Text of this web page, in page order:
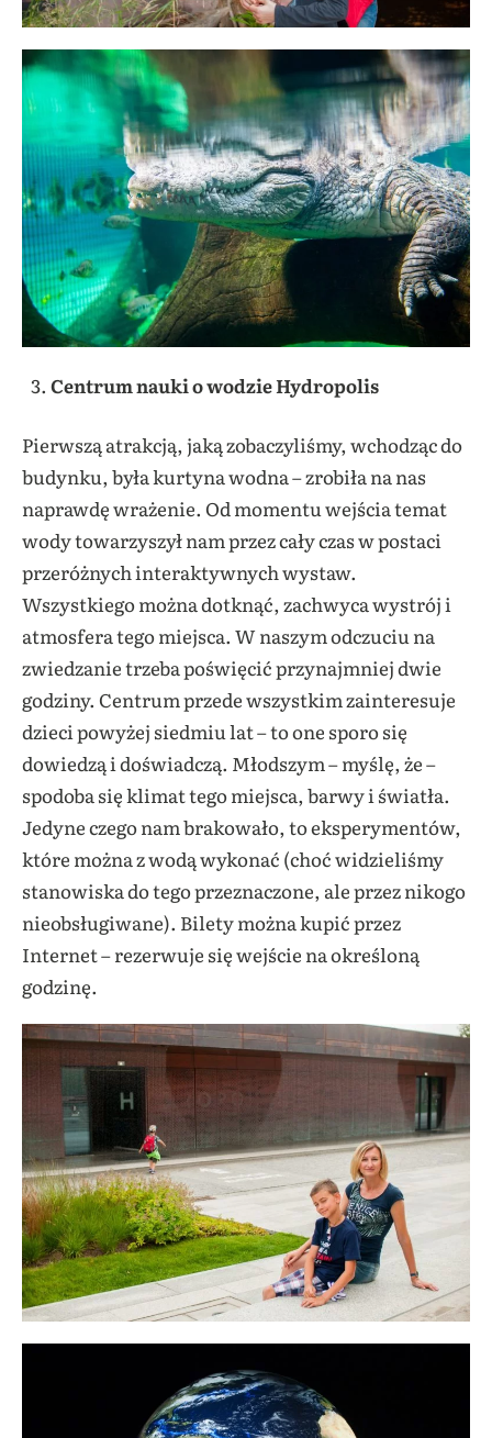
Centrum nauki o wodzie Hydropolis
Pierwszą atrakcją, jaką zobaczyliśmy, wchodząc do
budynku, była kurtyna wodna – zrobiła na nas
naprawdę wrażenie. Od momentu wejścia temat
wody towarzyszył nam przez cały czas w postaci
przeróżnych interaktywnych wystaw.
Wszystkiego można dotknąć, zachwyca wystrój i
atmosfera tego miejsca. W naszym odczuciu na
zwiedzanie trzeba poświęcić przynajmniej dwie
godziny. Centrum przede wszystkim zainteresuje
dzieci powyżej siedmiu lat – to one sporo się
dowiedzą i doświadczą. Młodszym – myślę, że –
spodoba się klimat tego miejsca, barwy i światła.
Jedyne czego nam brakowało, to eksperymentów,
które można z wodą wykonać (choć widzieliśmy
stanowiska do tego przeznaczone, ale przez nikogo
nieobsługiwane). Bilety można kupić przez
Internet – rezerwuje się wejście na określoną
godzinę.